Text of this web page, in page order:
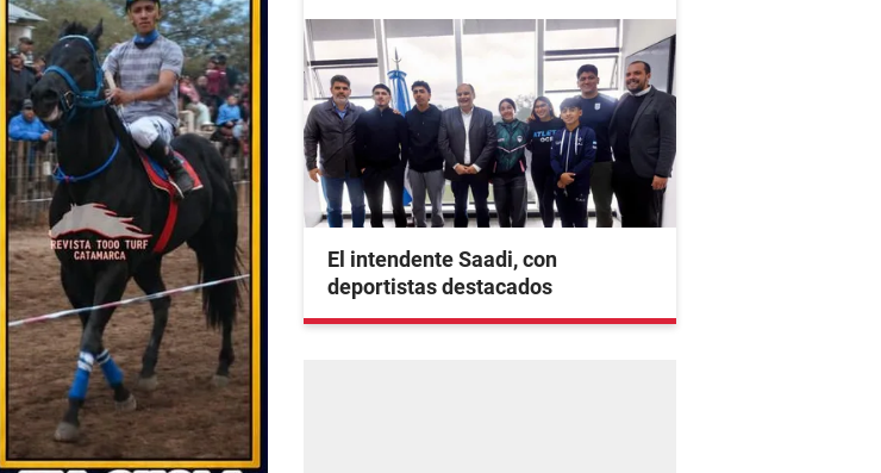
El intendente Saadi, con
deportistas destacados